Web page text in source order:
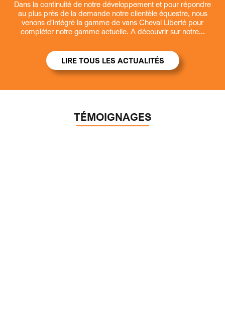
Dans la continuité de notre développement et pour répondre
au plus près de la demande notre clientèle équestre, nous
venons d'intégré la gamme de vans Cheval Liberté pour
compléter notre gamme actuelle. A découvrir sur notre...
LIRE TOUS LES ACTUALITÉS
TÉMOIGNAGES